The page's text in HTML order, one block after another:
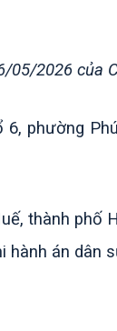
2026 của
phường
thành phố
hành án dân